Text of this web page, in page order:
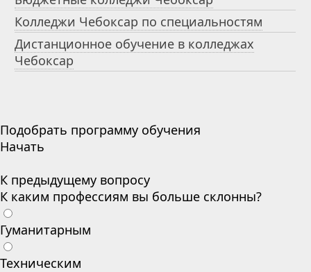
Колледжи Чебоксар по специальностям
Дистанционное обучение в колледжах
Чебоксар
Подобрать программу обучения
Начать
К предыдущему вопросу
К каким профессиям вы больше склонны?
Гуманитарным
Техническим